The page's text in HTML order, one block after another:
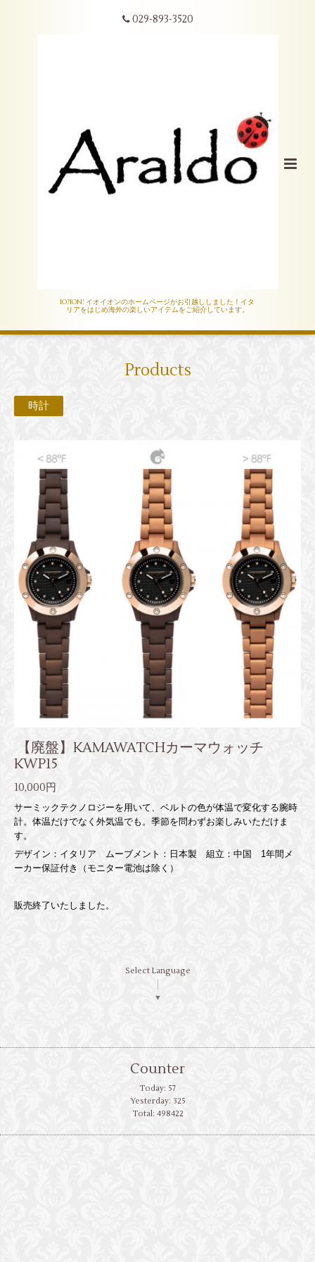
029-893-3520
IO?ION! イオイオンのホームページがお引越ししました！イタ
リアをはじめ海外の楽しいアイテムをご紹介しています。
Products
時計
【廃盤】KAMAWATCHカーマウォッチ
KWP15
10,000円
サーミックテクノロジーを用いて、ベルトの色が体温で変化する腕時
計。体温だけでなく外気温でも。季節を問わずお楽しみいただけま
す。
デザイン：イタリア ムーブメント：日本製 組立：中国 1年間メ
ーカー保証付き（モニター電池は除く）
販売終了いたしました。
Select Language
▼
Counter
Today: 57
Yesterday: 325
Total: 498422